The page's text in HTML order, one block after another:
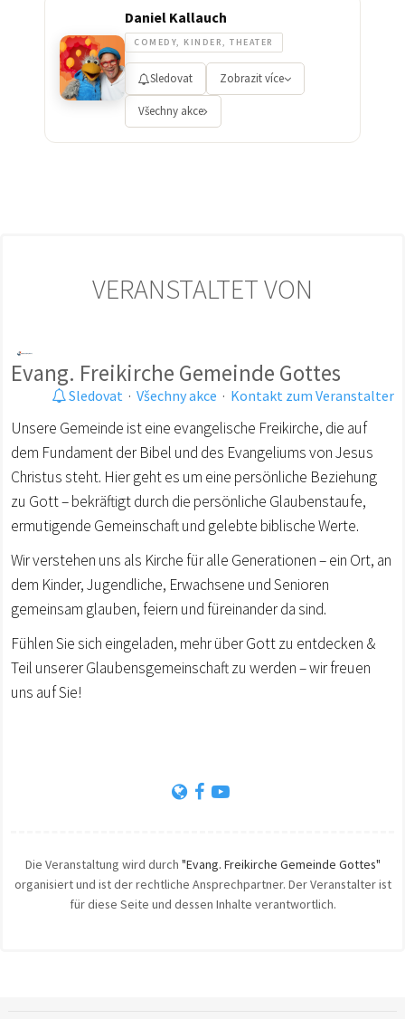
Daniel Kallauch
COMEDY, KINDER, THEATER
Sledovat Zobrazit více
Všechny akce
VERANSTALTET VON
Evang. Freikirche Gemeinde Gottes
Sledovat · Všechny akce · Kontakt zum Veranstalter
Unsere Gemeinde ist eine evangelische Freikirche, die auf
dem Fundament der Bibel und des Evangeliums von Jesus
Christus steht. Hier geht es um eine persönliche Beziehung
zu Gott – bekräftigt durch die persönliche Glaubenstaufe,
ermutigende Gemeinschaft und gelebte biblische Werte.
Wir verstehen uns als Kirche für alle Generationen – ein Ort, an
dem Kinder, Jugendliche, Erwachsene und Senioren
gemeinsam glauben, feiern und füreinander da sind.
Fühlen Sie sich eingeladen, mehr über Gott zu entdecken &
Teil unserer Glaubensgemeinschaft zu werden – wir freuen
uns auf Sie!
Die Veranstaltung wird durch "Evang. Freikirche Gemeinde Gottes"
organisiert und ist der rechtliche Ansprechpartner. Der Veranstalter ist
für diese Seite und dessen Inhalte verantwortlich.